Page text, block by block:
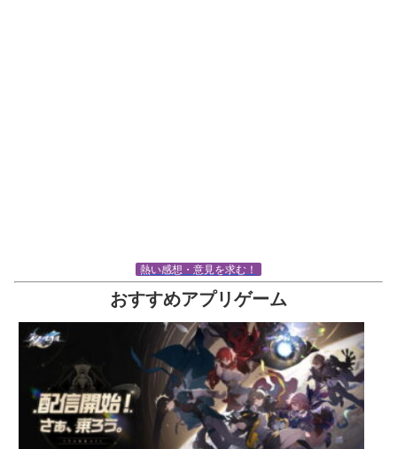
熱い感想・意見を求む！
おすすめアプリゲーム